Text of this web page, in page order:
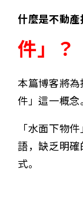
什麼是不動產
件」
？
本篇博客將
件」這一概念。
「水面下物
語，缺乏明
式。